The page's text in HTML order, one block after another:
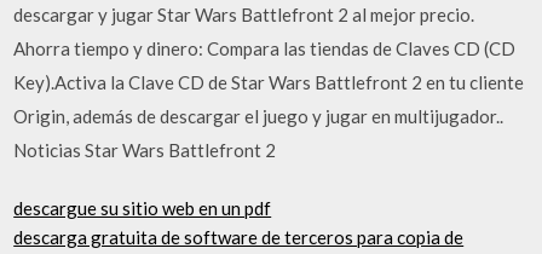
descargar y jugar Star Wars Battlefront 2 al mejor precio.
Ahorra tiempo y dinero: Compara las tiendas de Claves CD (CD
Key).Activa la Clave CD de Star Wars Battlefront 2 en tu cliente
Origin, además de descargar el juego y jugar en multijugador..
Noticias Star Wars Battlefront 2
descargue su sitio web en un pdf
descarga gratuita de software de terceros para copia de